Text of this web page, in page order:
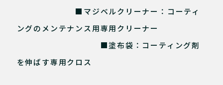
■マジベルクリーナー：コーティ
ングのメンテナンス用専用クリーナー
■塗布袋：コーティング剤
を伸ばす専用クロス